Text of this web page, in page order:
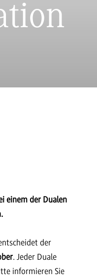
einem der Dualen
der
. Jeder Duale
informieren Sie